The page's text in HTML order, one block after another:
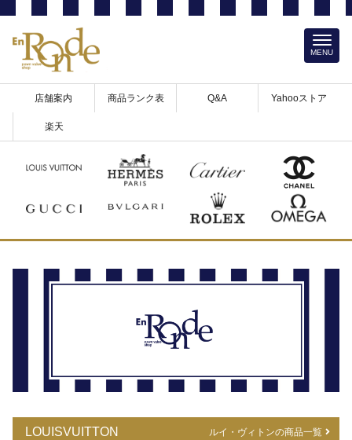
店舗案内 商品ランク表 Q&A Yahooストア
楽天
MENU
LOUISVUITTON ルイ・ヴィトンの商品一覧